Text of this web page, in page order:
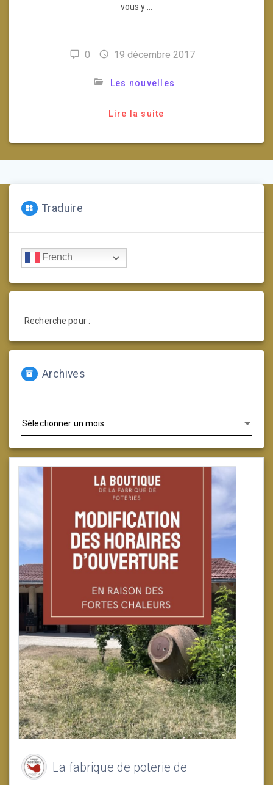
vous y …
0 19 décembre 2017
Les nouvelles
Lire la suite
Traduire
French
Recherche pour :
Archives
La fabrique de poterie de